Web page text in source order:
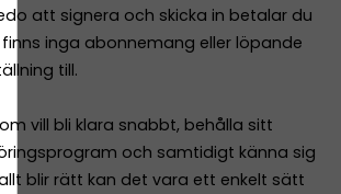
att signera och skicka in betalar du
inga abonnemang eller löpande
till.
vill bli klara snabbt, behålla sitt
och samtidigt känna sig
blir rätt kan det vara ett enkelt sätt